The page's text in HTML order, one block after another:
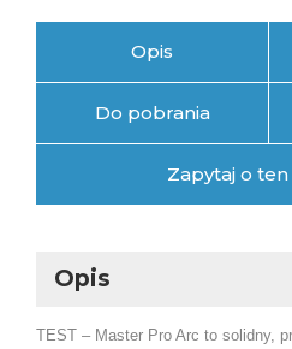
Opis
Do pobrania
Zapytaj o
Opis
TEST – Master Pro Arc to solidny,